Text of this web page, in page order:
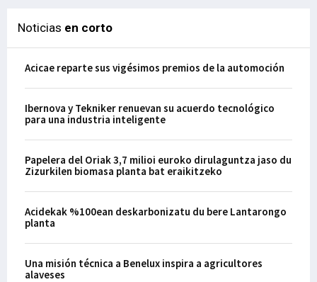
Noticias en corto
Acicae reparte sus vigésimos premios de la automoción
Ibernova y Tekniker renuevan su acuerdo tecnológico
para una industria inteligente
Papelera del Oriak 3,7 milioi euroko dirulaguntza jaso du
Zizurkilen biomasa planta bat eraikitzeko
Acidekak %100ean deskarbonizatu du bere Lantarongo
planta
Una misión técnica a Benelux inspira a agricultores
alaveses